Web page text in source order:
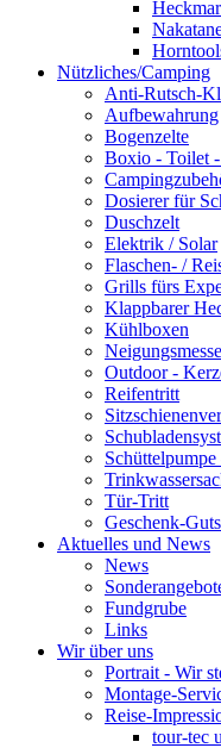
Nützliches/Camping
Anti-Rutsch-
Aufbewahrung
Bogenzelte
Boxio - Toilet
Dosierer für
Duschzelt
Elektrik / Solar
Flaschen- /
Grills fürs
Klappbarer
Kühlboxen
Outdoor -
Reifentritt
Tür-Tritt
Geschenk-
Aktuelles und News
News
Fundgrube
Links
Wir über uns
Portrait - Wir
Montage-
Reise-
tour-tec